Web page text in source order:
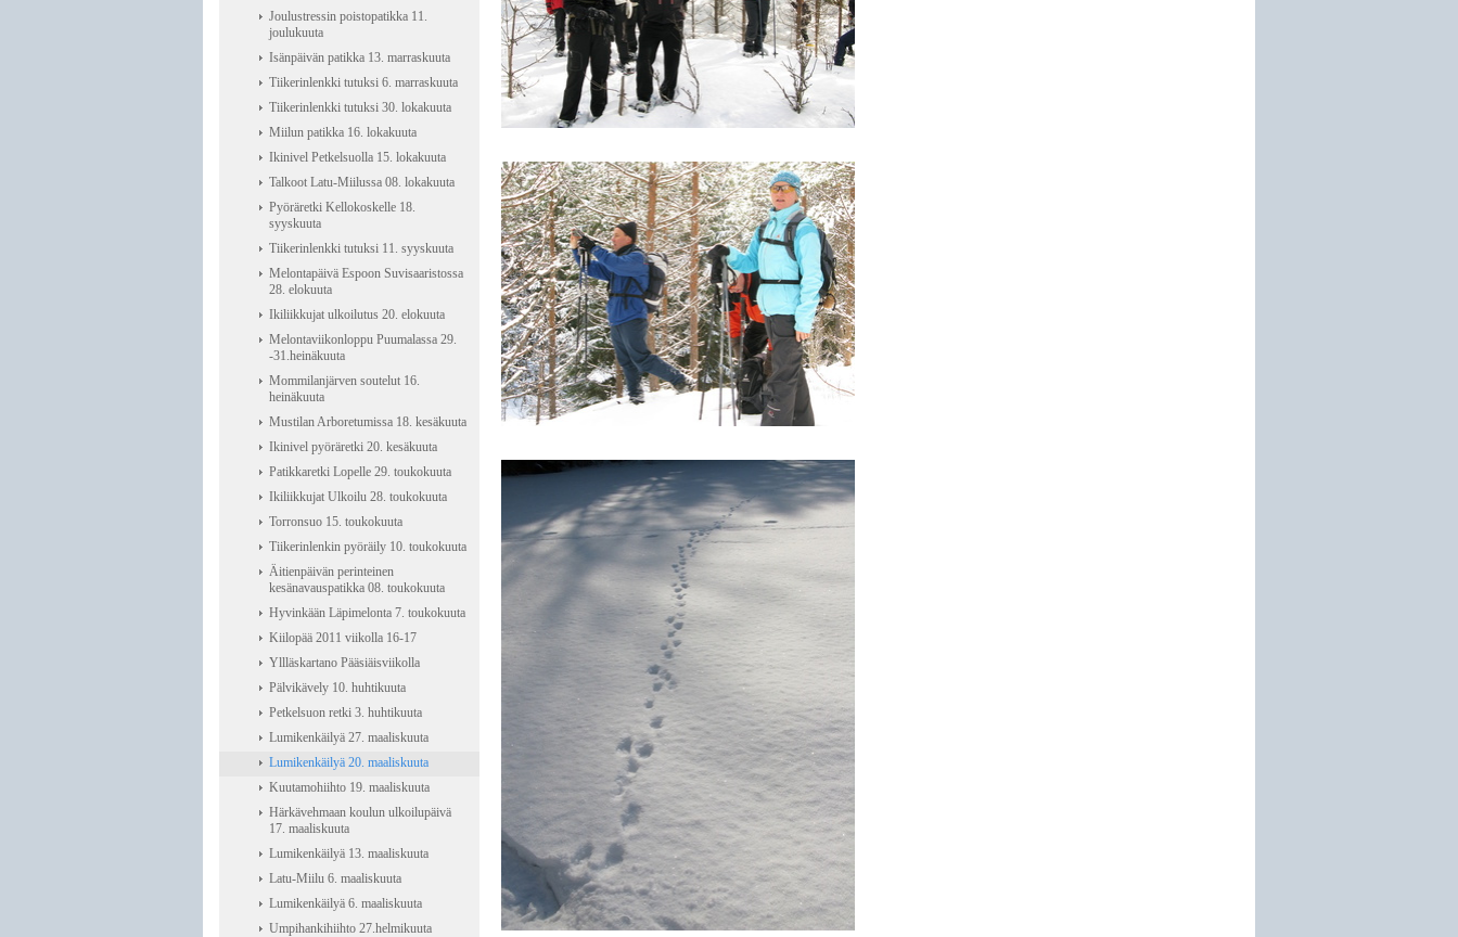
Joulustressin poistopatikka 11.
joulukuuta
Isänpäivän patikka 13. marraskuuta
Tiikerinlenkki tutuksi 6. marraskuuta
Tiikerinlenkki tutuksi 30. lokakuuta
Miilun patikka 16. lokakuuta
Ikinivel Petkelsuolla 15. lokakuuta
Talkoot Latu-Miilussa 08. lokakuuta
Pyöräretki Kellokoskelle 18.
syyskuuta
Tiikerinlenkki tutuksi 11. syyskuuta
Melontapäivä Espoon Suvisaaristossa
28. elokuuta
Ikiliikkujat ulkoilutus 20. elokuuta
Melontaviikonloppu Puumalassa 29.
-31.heinäkuuta
Mommilanjärven soutelut 16.
heinäkuuta
Mustilan Arboretumissa 18. kesäkuuta
Ikinivel pyöräretki 20. kesäkuuta
Patikkaretki Lopelle 29. toukokuuta
Ikiliikkujat Ulkoilu 28. toukokuuta
Torronsuo 15. toukokuuta
Tiikerinlenkin pyöräily 10. toukokuuta
Äitienpäivän perinteinen
kesänavauspatikka 08. toukokuuta
Hyvinkään Läpimelonta 7. toukokuuta
Kiilopää 2011 viikolla 16-17
Yllläskartano Pääsiäisviikolla
Pälvikävely 10. huhtikuuta
Petkelsuon retki 3. huhtikuuta
Lumikenkäilyä 27. maaliskuuta
Lumikenkäilyä 20. maaliskuuta
Kuutamohiihto 19. maaliskuuta
Härkävehmaan koulun ulkoilupäivä
17. maaliskuuta
Lumikenkäilyä 13. maaliskuuta
Latu-Miilu 6. maaliskuuta
Lumikenkäilyä 6. maaliskuuta
Umpihankihiihto 27.helmikuuta